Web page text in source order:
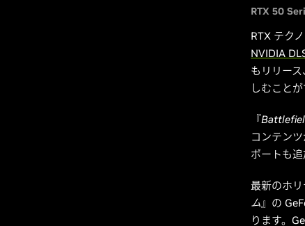
RTX 50
RTX テク
NVIDIA
もリリー
しむことが
『
コンテン
ポートも追
最新のホ
ム』の
ります。